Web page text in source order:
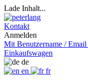
Lade Inhalt...
Kontakt
Anmelden
Mit Benutzername / Email
Einkaufswagen
de
en
fr